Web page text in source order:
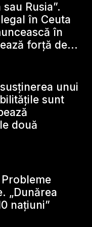
Rusia”.
în Ceuta
în
forță de...
unui
sunt
două
Probleme
„Dunărea
națiuni”